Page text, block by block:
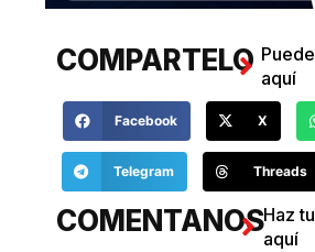
COMPARTELO
aquí
Facebook X
Telegram Threads
COMENTANOSHaz
aquí